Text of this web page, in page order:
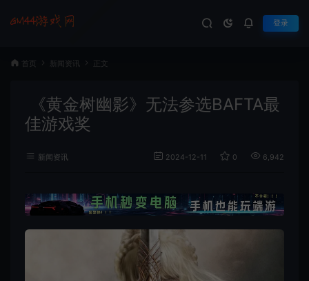
登录
首页 新闻资讯 正文
《黄金树幽影》无法参选BAFTA最
佳游戏奖
新闻资讯 2024-12-11 0 6,942